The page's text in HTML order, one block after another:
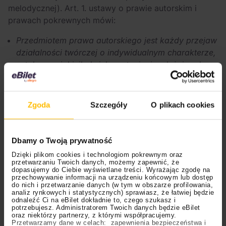
Zgoda Szczegóły O plikach cookies
Dbamy o Twoją prywatność
Dzięki plikom cookies i technologiom pokrewnym oraz
przetwarzaniu Twoich danych, możemy zapewnić, że
dopasujemy do Ciebie wyświetlane treści. Wyrażając zgodę na
przechowywanie informacji na urządzeniu końcowym lub dostęp
do nich i przetwarzanie danych (w tym w obszarze profilowania,
analiz rynkowych i statystycznych) sprawiasz, że łatwiej będzie
odnaleźć Ci na eBilet dokładnie to, czego szukasz i
potrzebujesz. Administratorem Twoich danych będzie eBilet
oraz niektórzy partnerzy, z którymi współpracujemy.
Przetwarzamy dane w celach: zapewnienia bezpieczeństwa i
melodycznej). Art. 1. ustawy o prawie autorskim i
prawach pokrewnych mówi:
Przedmiotem prawa autorskiego jest każdy przejaw
działalności twórczej o indywidualnym charakterze,
ustalony w jakiejkolwiek postaci, niezależnie od
wartości, przeznaczenia i sposobu wyrażenia
(utwór).
W szczególności przedmiotem prawa autorskiego
są utwory:
wyrażone słowem, symbolami matematycznymi,
znakami graficznymi (literackie, publicystyczne,
naukowe, kartograficzne oraz programy
komputerowe);
plastyczne;
fotograficzne;